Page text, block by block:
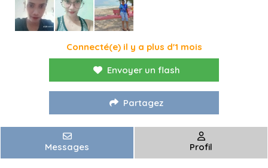
Connecté(e) il y a plus d'1 mois
Envoyer un flash
Partagez
Messages Profil